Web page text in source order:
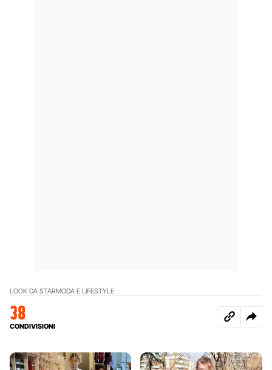
LOOK DA STARMODA E LIFESTYLE
38
CONDIVISIONI